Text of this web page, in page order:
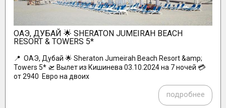
ОАЭ, ДУБАЙ 🌟 SHERATON JUMEIRAH BEACH
RESORT & TOWERS 5*
📍 ОАЭ, Дубай 🌟 Sheraton Jumeirah Beach Resort &amp;
Towers 5* 🛫 Вылет из Кишинева 03.10.2024 на 7 ночей 💳
от 2940 Евро на двоих
подробнее